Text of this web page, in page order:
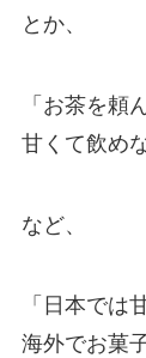
とか、
「お茶を頼
甘くて飲め
など、
「日本では
海外でお菓